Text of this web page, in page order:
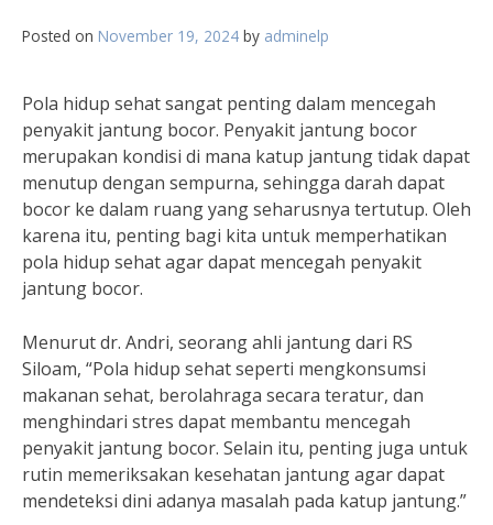
Posted on November 19, 2024 by adminelp
Pola hidup sehat sangat penting dalam mencegah
penyakit jantung bocor. Penyakit jantung bocor
merupakan kondisi di mana katup jantung tidak dapat
menutup dengan sempurna, sehingga darah dapat
bocor ke dalam ruang yang seharusnya tertutup. Oleh
karena itu, penting bagi kita untuk memperhatikan
pola hidup sehat agar dapat mencegah penyakit
jantung bocor.
Menurut dr. Andri, seorang ahli jantung dari RS
Siloam, “Pola hidup sehat seperti mengkonsumsi
makanan sehat, berolahraga secara teratur, dan
menghindari stres dapat membantu mencegah
penyakit jantung bocor. Selain itu, penting juga untuk
rutin memeriksakan kesehatan jantung agar dapat
mendeteksi dini adanya masalah pada katup jantung.”